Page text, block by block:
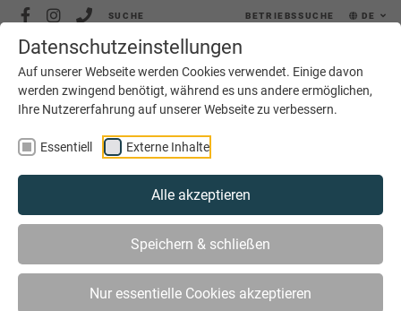
Datenschutzeinstellungen
Auf unserer Webseite werden Cookies verwendet. Einige davon
werden zwingend benötigt, während es uns andere ermöglichen,
Ihre Nutzererfahrung auf unserer Webseite zu verbessern.
Essentiell Externe Inhalte
Alle akzeptieren
Speichern & schließen
Nur essentielle Cookies akzeptieren
SUCHE BETRIEBSSUCHE DE
MENÜ
SERVICE JOBS
JOBBÖRSE
METALLBAUER (M/W/D) | GERDEMANN J. GMBH & CO. KG,